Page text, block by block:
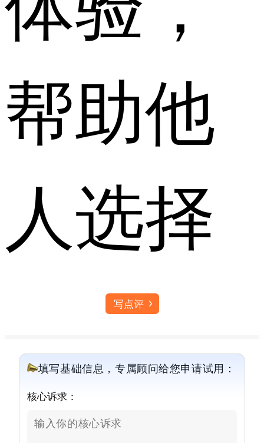
帮助他
人选择
写点评
填写基础信息，专属顾问给您申请试用：
核心诉求：